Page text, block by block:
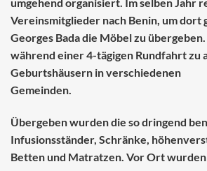
Vereinsmitglieder nach Benin, um dort
Georges Badadie Möbel zu übergeben
während einer 4-tägigen Rundfahrt zu
Geburtshäusern in verschiedenen
Gemeinden.
Übergeben wurden die so dringend
Infusionsständer, Schränke,
Betten und Matratzen. Vor Ort wurden